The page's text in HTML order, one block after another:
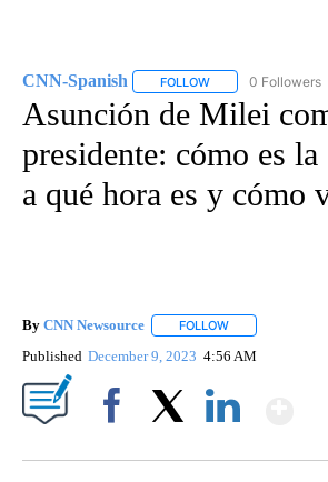
CNN-Spanish FOLLOW FOLLOW "CNN-
0 Followers
Asunción de Milei
presidente: cómo es la
a qué hora es y cómo
By CNN Newsource FOLLOW
Published December 9, 2023 4:56 AM